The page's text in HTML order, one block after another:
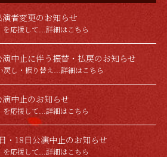
者変更のお知らせ
を応援して...詳細はこちら
中止に伴う振替・払戻のお知らせ
し・振り替え...詳細はこちら
中止のお知らせ
応援して...詳細はこちら
・18日公演中止のお知らせ
応援して...詳細はこちら